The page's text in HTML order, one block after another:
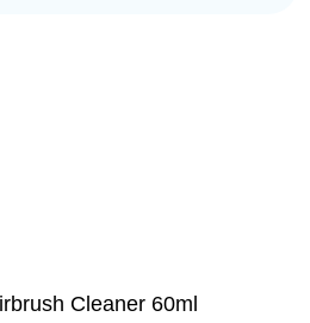
Cleaner 60ml